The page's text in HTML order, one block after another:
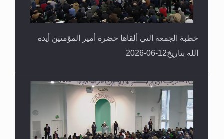
خطبة الجمعة التي ألقاها حضرة أمير المؤمنين أيده
الله بتاريخ12-06-2026